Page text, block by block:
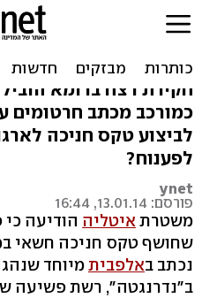
פוענח כתב
מגייסת
חקירת רצח ברומא
כמורכב מכתב חרטומים
לביצוע טקס חניכה
לפענוח?
ynet
פורסם: 13.01.14, 16:44
משטרתאיטליה הודיעה
שחושף טקס חניכה חשאי
נכתב באלפביתמיוחד
ב"נדרנגטה", רשת פשיעה